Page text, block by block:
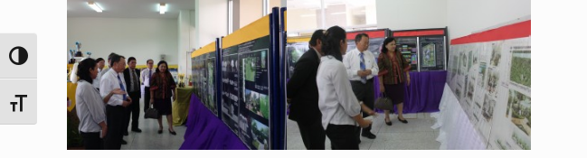
Toggle High Contrast
Toggle Font size